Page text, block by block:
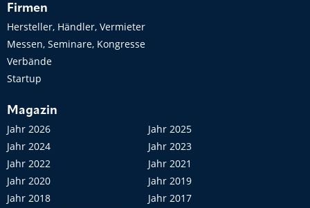
Firmen
Hersteller, Händler, Vermieter
Messen, Seminare, Kongresse
Verbände
Startup
Magazin
Jahr 2026
Jahr 2025
Jahr 2024
Jahr 2023
Jahr 2022
Jahr 2021
Jahr 2020
Jahr 2019
Jahr 2018
Jahr 2017